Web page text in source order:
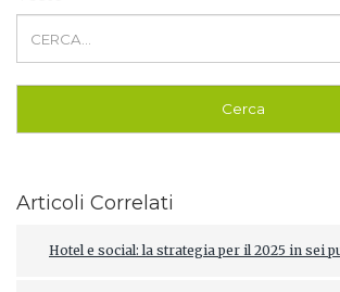
Articoli Correlati
Hotel e social: la strategia per il 2025 in sei